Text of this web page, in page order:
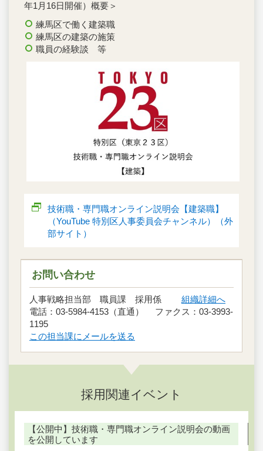
年1月16日開催）概要＞
練馬区で働く建築職
練馬区の建築の施策
職員の経験談 等
技術職・専門職オンライン説明会【建築職】
（YouTube 特別区人事委員会チャンネル）（外
部サイト）
お問い合わせ
人事戦略担当部 職員課 採用係 組織詳細へ
電話：03-5984-4153（直通） ファクス：03-3993-
1195
この担当課にメールを送る
採用関連イベント
【公開中】技術職・専門職オンライン説明会の動画
を公開しています